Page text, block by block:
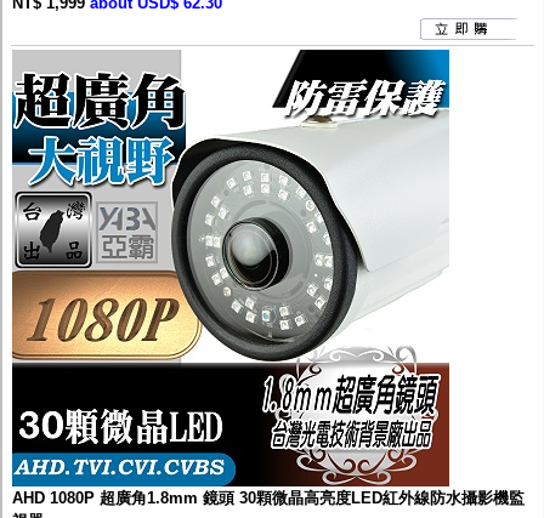
AHD 1080P 超廣角1.8mm 鏡頭 30顆微晶高亮度LED紅外線防水攝影機監